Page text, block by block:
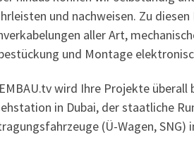
und nachweisen. Zu
aller Art,
und Montage
wird Ihre Projekte
in Dubai, der staatliche
(Ü-Wagen,